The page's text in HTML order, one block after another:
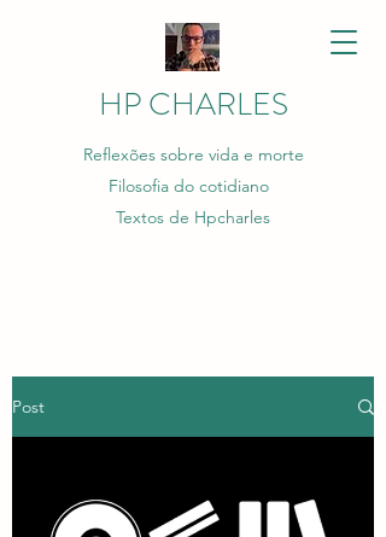
HP CHARLES
Reflexões sobre vida e morte
Filosofia do cotidiano
Textos de Hpcharles
Post